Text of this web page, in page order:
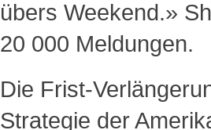
übers Weekend.»
20 000 Meldungen.
Die Frist-
Strategie der